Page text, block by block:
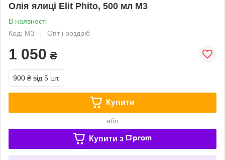
Олія ялиці Elit Phito, 500 мл М3
В наявності
Код: М3
Опт і роздріб
1 050 ₴
900 ₴ від 5 шт.
Купити
або
Купити з